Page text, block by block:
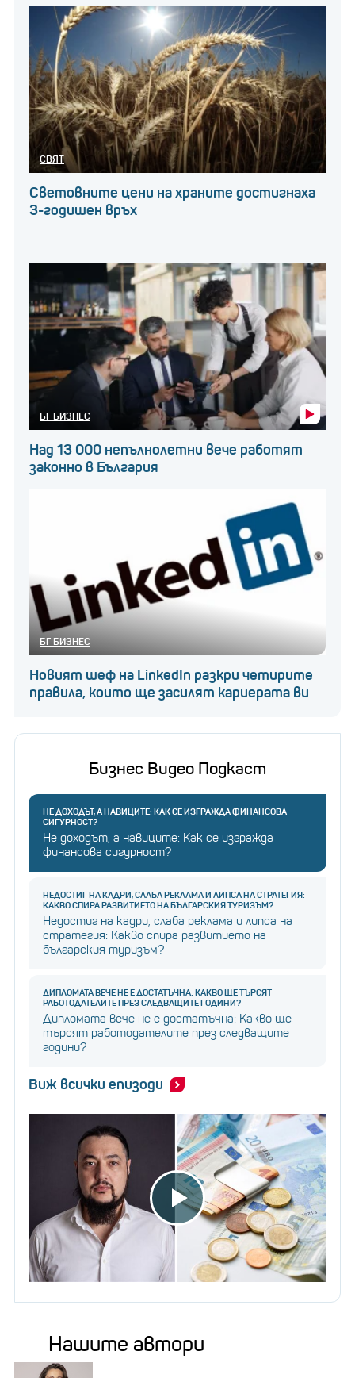
СВЯТ
Световните цени на храните достигнаха
3-годишен връх
БГ БИЗНЕС
Над 13 000 непълнолетни вече работят
законно в България
БГ БИЗНЕС
Новият шеф на LinkedIn разкри четирите
правила, които ще засилят кариерата ви
Бизнес Видео Подкаст
НЕ ДОХОДЪТ, А НАВИЦИТЕ: КАК СЕ ИЗГРАЖДА ФИНАНСОВА
СИГУРНОСТ?
Не доходът, а навиците: Как се изгражда
финансова сигурност?
НЕДОСТИГ НА КАДРИ, СЛАБА РЕКЛАМА И ЛИПСА НА СТРАТЕГИЯ:
КАКВО СПИРА РАЗВИТИЕТО НА БЪЛГАРСКИЯ ТУРИЗЪМ?
Недостиг на кадри, слаба реклама и липса на
стратегия: Какво спира развитието на
българския туризъм?
ДИПЛОМАТА ВЕЧЕ НЕ Е ДОСТАТЪЧНА: КАКВО ЩЕ ТЪРСЯТ
РАБОТОДАТЕЛИТЕ ПРЕЗ СЛЕДВАЩИТЕ ГОДИНИ?
Дипломата вече не е достатъчна: Какво ще
търсят работодателите през следващите
години?
Виж всички епизоди
Нашите автори